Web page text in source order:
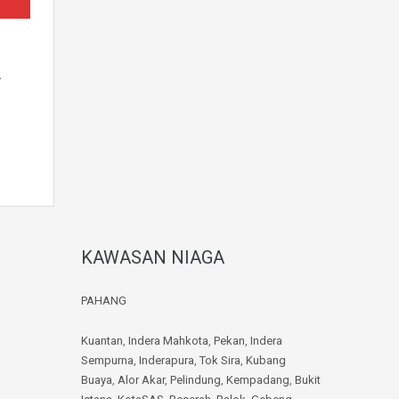
KAWASAN NIAGA
PAHANG
Kuantan, Indera Mahkota, Pekan, Indera
Sempurna, Inderapura, Tok Sira, Kubang
Buaya, Alor Akar, Pelindung, Kempadang, Bukit